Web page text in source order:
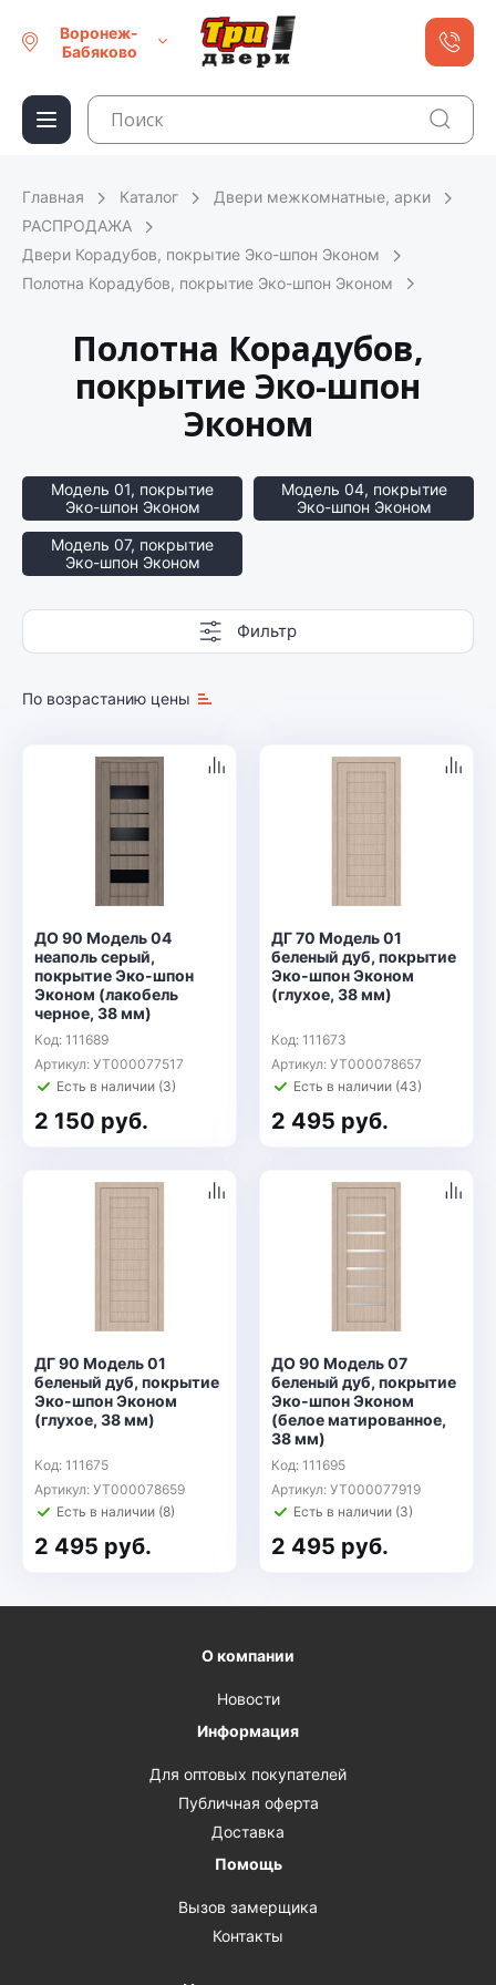
Воронеж-
Бабяково
Главная Каталог
Двери межкомнатные, арки
РАСПРОДАЖА
Двери Корадубов, покрытие Эко-шпон Эконом
Полотна Корадубов, покрытие Эко-шпон Эконом
Полотна Корадубов,
покрытие Эко-шпон
Эконом
Модель 01, покрытие
Эко-шпон Эконом
Модель 04, покрытие
Эко-шпон Эконом
Модель 07, покрытие
Эко-шпон Эконом
Фильтр
По возрастанию цены
ДО 90 Модель 04
неаполь серый,
покрытие Эко-шпон
Эконом (лакобель
черное, 38 мм)
Код: 111689
Артикул: УТ000077517
Есть в наличии (3)
2 150 руб.
ДГ 70 Модель 01
беленый дуб, покрытие
Эко-шпон Эконом
(глухое, 38 мм)
Код: 111673
Артикул: УТ000078657
Есть в наличии (43)
2 495 руб.
ДГ 90 Модель 01
беленый дуб, покрытие
Эко-шпон Эконом
(глухое, 38 мм)
Код: 111675
Артикул: УТ000078659
Есть в наличии (8)
2 495 руб.
ДО 90 Модель 07
беленый дуб, покрытие
Эко-шпон Эконом
(белое матированное,
38 мм)
Код: 111695
Артикул: УТ000077919
Есть в наличии (3)
2 495 руб.
О компании
Новости
Информация
Для оптовых покупателей
Публичная оферта
Доставка
Помощь
Вызов замерщика
Контакты